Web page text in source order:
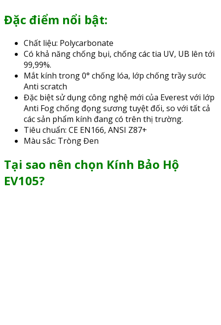
Đặc điểm nổi bật:
Chất liệu: Polycarbonate
Có khả năng chống bụi, chống các tia UV, UB lên tới
99,99%.
Mắt kính trong 0° chống lóa, lớp chống trầy sước
Anti scratch
Đặc biệt sử dụng công nghệ mới của Everest với lớp
Anti Fog chống đọng sương tuyệt đối, so với tất cả
các sản phẩm kính đang có trên thị trường.
Tiêu chuẩn: CE EN166, ANSI Z87+
Màu sắc: Tròng Đen
Tại sao nên chọn Kính Bảo Hộ
EV105?